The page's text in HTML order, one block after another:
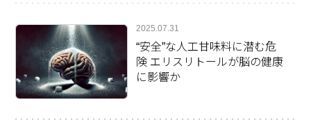
2025.07.31
“安全”な人工甘味料に潜む危
険 エリスリトールが脳の健康
に影響か